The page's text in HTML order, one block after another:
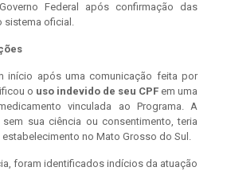
Federal após confirmação das
sistema oficial.
início após uma comunicação feita por
o uso indevido de seu CPF em uma
vinculada ao Programa. A
sua ciência ou consentimento, teria
no Mato Grosso do Sul.
foram identificados indícios da atuação